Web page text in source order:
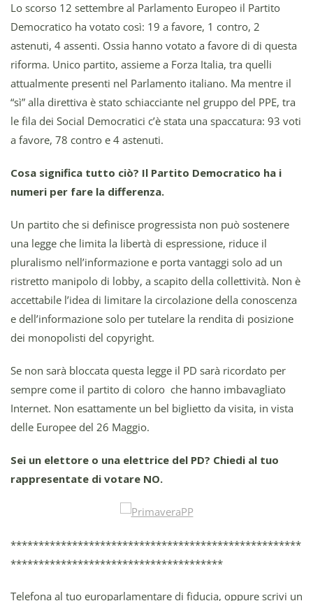
Lo scorso 12 settembre al Parlamento Europeo il Partito
Democratico ha votato così: 19 a favore, 1 contro, 2
astenuti, 4 assenti. Ossia hanno votato a favore di di questa
riforma. Unico partito, assieme a Forza Italia, tra quelli
attualmente presenti nel Parlamento italiano. Ma mentre il
“sì” alla direttiva è stato schiacciante nel gruppo del PPE, tra
le fila dei Social Democratici c’è stata una spaccatura: 93 voti
a favore, 78 contro e 4 astenuti.
Cosa significa tutto ciò? Il Partito Democratico ha i
numeri per fare la differenza.
Un partito che si definisce progressista non può sostenere
una legge che limita la libertà di espressione, riduce il
pluralismo nell’informazione e porta vantaggi solo ad un
ristretto manipolo di lobby, a scapito della collettività. Non è
accettabile l’idea di limitare la circolazione della conoscenza
e dell’informazione solo per tutelare la rendita di posizione
dei monopolisti del copyright.
Se non sarà bloccata questa legge il PD sarà ricordato per
sempre come il partito di coloro che hanno imbavagliato
Internet. Non esattamente un bel biglietto da visita, in vista
delle Europee del 26 Maggio.
Sei un elettore o una elettrice del PD? Chiedi al tuo
rappresentate di votare NO.
****************************************************
**************************************
Telefona al tuo europarlamentare di fiducia, oppure scrivi un